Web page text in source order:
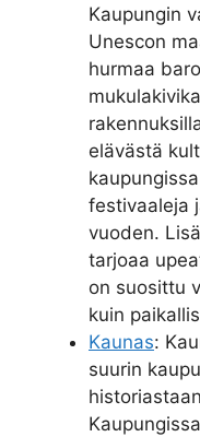
Kaupungin
Unescon
hurmaa
elävästä
festivaaleja
vuoden.
tarjoaa
on suosittu
kuin
Kaunas:
suurin